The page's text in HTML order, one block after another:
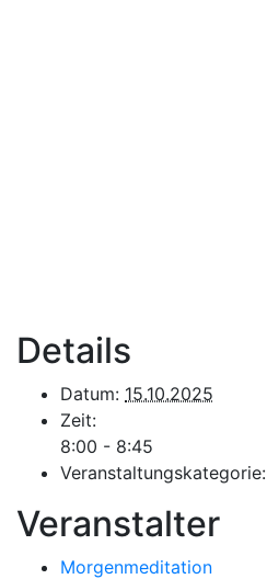
Details
Datum: 15.10.2025
Zeit:
8:00 - 8:45
Veranstaltungskategorie:
Veranstalter
Morgenmeditation